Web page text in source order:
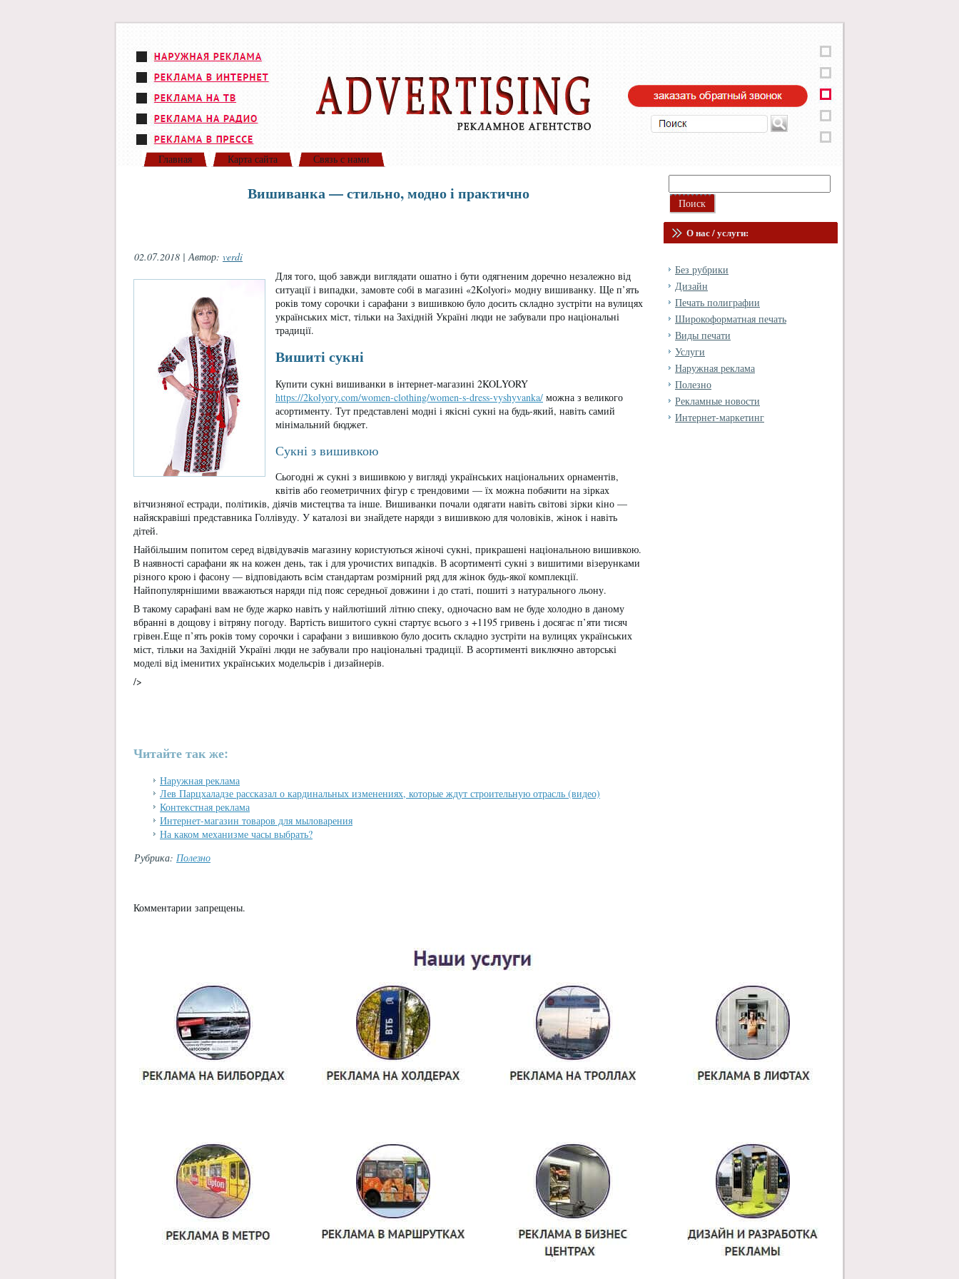
Главная Карта сайта Связь с нами
Вишиванка — стильно, модно і практично
02.07.2018 | Автор: verdi
Для того, щоб завжди виглядати ошатно і бути одягненим доречно незалежно від
ситуації і випадки, замовте собі в магазині «2Kolyori» модну вишиванку. Ще п’ять
років тому сорочки і сарафани з вишивкою було досить складно зустріти на вулицях
українських міст, тільки на Західній Україні люди не забували про національні
традиції.
Вишиті сукні
Купити сукні вишиванки в інтернет-магазині 2KOLYORY
https://2kolyory.com/women-clothing/women-s-dress-vyshyvanka/ можна з великого
асортименту. Тут представлені модні і якісні сукні на будь-який, навіть самий
мінімальний бюджет.
Сукні з вишивкою
Сьогодні ж сукні з вишивкою у вигляді українських національних орнаментів,
квітів або геометричних фігур є трендовими — їх можна побачити на зірках
вітчизняної естради, політиків, діячів мистецтва та інше. Вишиванки почали одягати навіть світові зірки кіно —
найяскравіші представника Голлівуду. У каталозі ви знайдете наряди з вишивкою для чоловіків, жінок і навіть
дітей.
Найбільшим попитом серед відвідувачів магазину користуються жіночі сукні, прикрашені національною вишивкою.
В наявності сарафани як на кожен день, так і для урочистих випадків. В асортименті сукні з вишитими візерунками
різного крою і фасону — відповідають всім стандартам розмірний ряд для жінок будь-якої комплекції.
Найпопулярнішими вважаються наряди під пояс середньої довжини і до статі, пошиті з натурального льону.
В такому сарафані вам не буде жарко навіть у найлютіший літню спеку, одночасно вам не буде холодно в даному
вбранні в дощову і вітряну погоду. Вартість вишитого сукні стартує всього з +1195 гривень і досягає п’яти тисяч
грівен.Еще п’ять років тому сорочки і сарафани з вишивкою було досить складно зустріти на вулицях українських
міст, тільки на Західній Україні люди не забували про національні традиції. В асортименті виключно авторські
моделі від іменитих українських модельєрів і дизайнерів.
/>
Читайте так же:
Наружная реклама
Лев Парцхаладзе рассказал о кардинальных изменениях, которые ждут строительную отрасль (видео)
Контекстная реклама
Интернет-магазин товаров для мыловарения
На каком механизме часы выбрать?
Рубрика: Полезно
Комментарии запрещены.
О нас / услуги:
Без рубрики
Дизайн
Печать полиграфии
Широкоформатная печать
Виды печати
Услуги
Наружная реклама
Полезно
Рекламные новости
Интернет-маркетинг